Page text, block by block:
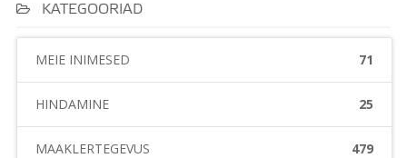
KATEGOORIAD
MEIE INIMESED 71
HINDAMINE 25
MAAKLERTEGEVUS 479